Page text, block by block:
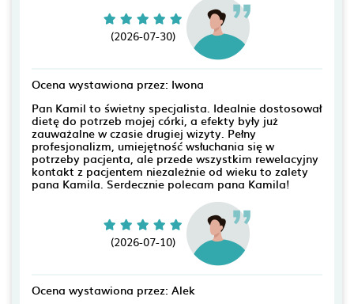
(2026-07-30)
Ocena wystawiona przez: Iwona
Pan Kamil to świetny specjalista. Idealnie dostosował
dietę do potrzeb mojej córki, a efekty były już
zauważalne w czasie drugiej wizyty. Pełny
profesjonalizm, umiejętność wsłuchania się w
potrzeby pacjenta, ale przede wszystkim rewelacyjny
kontakt z pacjentem niezależnie od wieku to zalety
pana Kamila. Serdecznie polecam pana Kamila!
(2026-07-10)
Ocena wystawiona przez: Alek